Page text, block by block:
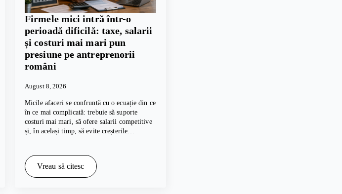
Firmele mici intră într-o
perioadă dificilă: taxe, salarii
și costuri mai mari pun
presiune pe antreprenorii
români
August 8, 2026
Micile afaceri se confruntă cu o ecuație din ce
în ce mai complicată: trebuie să suporte
costuri mai mari, să ofere salarii competitive
și, în același timp, să evite creșterile…
Vreau să citesc